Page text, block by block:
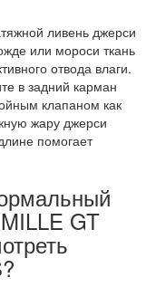
ливень джерси
или мороси ткань
отвода влаги.
в задний карман
клапаном как
жару джерси
помогает
GT